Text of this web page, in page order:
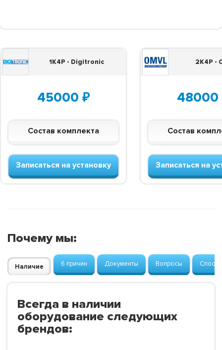
1K4P - Digitronic
45000 ₽
Состав комплекта
Записаться на установку
2K4P -
48000
Состав
Записаться на
Почему мы:
Наличие 6 причин Документы Вопросы
Всегда в наличии
оборудование следующих
брендов: